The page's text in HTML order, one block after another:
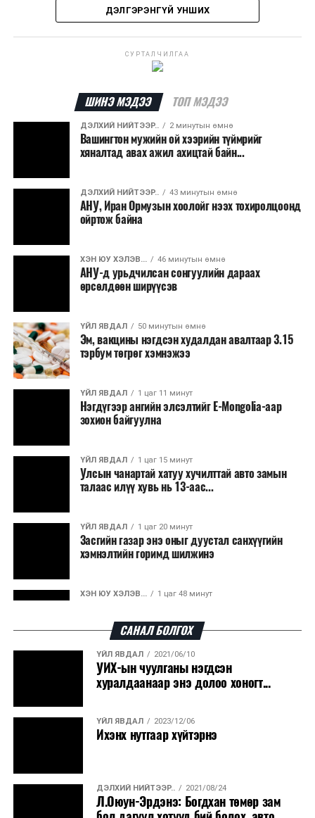
Дархан-Сүхбаатар, Улаанбаатар-Мандалговь-
холбосон чиглэлүүдэд төвлөрчээ.
Авто замын насжилтыг тогтмол үнэлж, их засвар,
ээлжит засвар арчлалтын ажлыг шинжлэх ухааны
үндэслэлтэй төлөвлөх нь замын хөдөлгөөний
аюулгүй байдлыг хангах, ашиглалтын хугацааг
уртасгах, төсвийн хөрөнгө оруулалтыг оновчтой
төлөвлөхөд чухал ач холбогдолтойг албаныхан хэлж
гэж Зам, тээврийн яамнаас мэдээллээ.
ДЭЛГЭРЭНГҮЙ УНШИХ
СУРТАЛЧИЛГАА
ШИНЭ МЭДЭЭ ТОП МЭДЭЭ
ДЭЛХИЙ НИЙТЭЭР.. 2 минутын өмнө
Вашингтон мужийн ой хээрийн түймрийг
хяналтад авах ажил ахицтай байн...
ДЭЛХИЙ НИЙТЭЭР.. 43 минутын өмнө
АНУ, Иран Ормузын хоолойг нээх тохиролцоонд
ойртож байна
ХЭН ЮУ ХЭЛЭВ... 46 минутын өмнө
АНУ-д урьдчилсан сонгуулийн дараах
өрсөлдөөн ширүүсэв
ҮЙЛ ЯВДАЛ 50 минутын өмнө
Эм, вакцины нэгдсэн худалдан авалтаар 3.15
тэрбум төгрөг хэмнэжээ
ҮЙЛ ЯВДАЛ 1 цаг 11 минут
Нэгдүгээр ангийн элсэлтийг E-Mongolia-аар
зохион байгуулна
ҮЙЛ ЯВДАЛ 1 цаг 15 минут
Улсын чанартай хатуу хучилттай авто замын
талаас илүү хувь нь 13-аас...
ҮЙЛ ЯВДАЛ 1 цаг 20 минут
Засгийн газар энэ оныг дуустал санхүүгийн
хэмнэлтийн горимд шилжинэ
ХЭН ЮУ ХЭЛЭВ... 1 цаг 48 минут
2027 оны хоёрдугаар сарын ...
ҮЙЛ ЯВДАЛ 1 цаг 58 минут
Нөөцийн махны хяналтын тогтолцоог
шинэчилнэ
ХЭН ЮУ ХЭЛЭВ... 2 цаг 4 минут
Монгол Улс COP17 бага хуралд 6.5 тэрбум
ҮЙЛ ЯВДАЛ 2 цаг 10 минут
“Улаанбаатар трам” төслөөр замын
САНАЛ БОЛГОХ
ҮЙЛ ЯВДАЛ 2021/06/10
УИХ-ын чуулганы нэгдсэн
хуралдаанаар энэ долоо хоногт...
ҮЙЛ ЯВДАЛ 2023/12/06
Ихэнх нутгаар хүйтэрнэ
ДЭЛХИЙ НИЙТЭЭР.. 2021/08/24
Л.Оюун-Эрдэнэ: Богдхан төмөр зам